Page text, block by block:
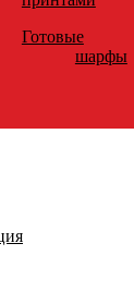
Готовые
шарфы